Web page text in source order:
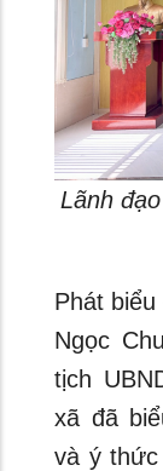
Lãnh
Phát
Ngọc
tịch
xã đã
và ý thức